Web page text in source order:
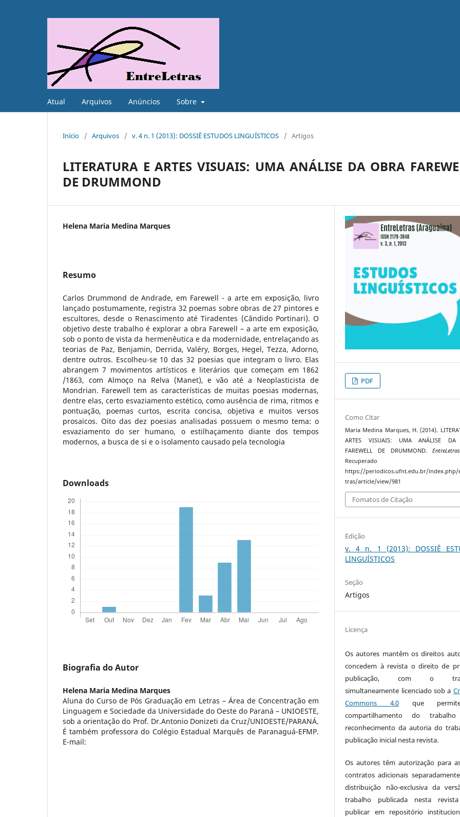
Atual Arquivos Anúncios Sobre
Início / Arquivos / v. 4 n. 1 (2013): DOSSIÊ ESTUDOS LINGUÍSTICOS / Artigos
LITERATURA E ARTES VISUAIS: UMA ANÁLISE DA OBRA
DE DRUMMOND
Helena Maria Medina Marques
Resumo
Carlos Drummond de Andrade, em Farewell - a arte em exposição, livro
lançado postumamente, registra 32 poemas sobre obras de 27 pintores e
escultores, desde o Renascimento até Tiradentes (Cândido Portinari). O
objetivo deste trabalho é explorar a obra Farewell – a arte em exposição,
sob o ponto de vista da hermenêutica e da modernidade, entrelaçando as
teorias de Paz, Benjamin, Derrida, Valéry, Borges, Hegel, Tezza, Adorno,
dentre outros. Escolheu-se 10 das 32 poesias que integram o livro. Elas
abrangem 7 movimentos artísticos e literários que começam em 1862
/1863, com Almoço na Relva (Manet), e vão até a Neoplasticista de
Mondrian. Farewell tem as características de muitas poesias modernas,
dentre elas, certo esvaziamento estético, como ausência de rima, ritmos e
pontuação, poemas curtos, escrita concisa, objetiva e muitos versos
prosaicos. Oito das dez poesias analisadas possuem o mesmo tema: o
esvaziamento do ser humano, o estilhaçamento diante dos tempos
modernos, a busca de si e o isolamento causado pela tecnologia
Downloads
Biografia do Autor
Helena Maria Medina Marques
Aluna do Curso de Pós Graduação em Letras – Área de Concentração em
Linguagem e Sociedade da Universidade do Oeste do Paraná – UNIOESTE,
sob a orientação do Prof. Dr.Antonio Donizeti da Cruz/UNIOESTE/PARANÁ.
É também professora do Colégio Estadual Marquês de Paranaguá-EFMP.
E-mail:
PDF
Como Citar
Maria Medina Marques, H. (2014).
ARTES VISUAIS: UMA ANÁLISE DA
FAREWELL DE DRUMMOND. EntreLetras
Recuperado
https://periodicos.ufnt.edu.br/index.php/
tras/article/view/981
Fomatos de Citação
Edição
v. 4 n. 1 (2013): DOSSIÊ
LINGUÍSTICOS
Seção
Artigos
Licença
Os autores mantêm os direitos
concedem à revista o direito de
publicação, com o
simultaneamente licenciado sob a
Commons 4.0que
compartilhamento do
reconhecimento da autoria do
publicação inicial nesta revista.
Os autores têm autorização para
contratos adicionais
distribuição não-exclusiva da
trabalho publicada nesta
publicar em repositório